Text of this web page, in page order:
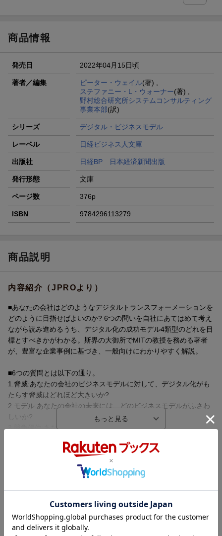
楽天モバイル紹介キャンペーンの拡散で300円OFFクーポン
商品情報
発売日 2022年04月15日頃
著者／編集 ピーター・ウェイル(著) ,
ステファニー・L・ウォーナー(著) ,
野村総合研究所システムコンサルティング
事業本部(訳)
シリーズ デジタル・ビジネスモデル
レーベル 日経ビジネス人文庫
出版社 日経BP 日本経済新聞出版
発行形態 文庫
ページ数 376p
ISBN 9784296113279
商品説明
内容紹介（JPROより）
■あなたの会社はどのようなデジタルトランスフォーメーションを
どのように目指せばよいのか? 6つの問いを自社にあてはめて考え
ながら読み進めるうち、デジタル化の成功モデル4類型のどれを目
標とすべきかがわかる。斯界の大御所でMITの教授を務める著者
が、豊富な企業事例に基づき、一般向けにわかりやすく解説。
■6つの質問とは以下の通り。
1.脅威:あなたの会社のビジネスモデルに対して、デジタル化がも
たらす脅威はどれほど大きいか?
2.モデル:あなたの会社の未来には、どのビジネスモデルがふさわ
しいか?
3.競争優位:あなたの会社の競争優位は何か?
て)学びを得る」ために、モバイル技術やIoTをどのように使いこ
5.能力:将来のためのオプションに投資するとともに、必要な組織
6.リーダーシップ:変革を起こすために、すべての階層にリーダー
となる人材がいるか?
■デジタルビジネスモデルの成功モデルをフレームワークによって
内容紹介（「BOOK」データベースより）
ＭＩＴ著名教授が６つの質問で、あなたの会社に最適なＤＸを導
面からあなたの会社をとらえ直し、ビジネスモデルのデジタル化
をどこまで目指し、いかに実現するか、豊富な企業事例をもとに
わかりやすく解説する。